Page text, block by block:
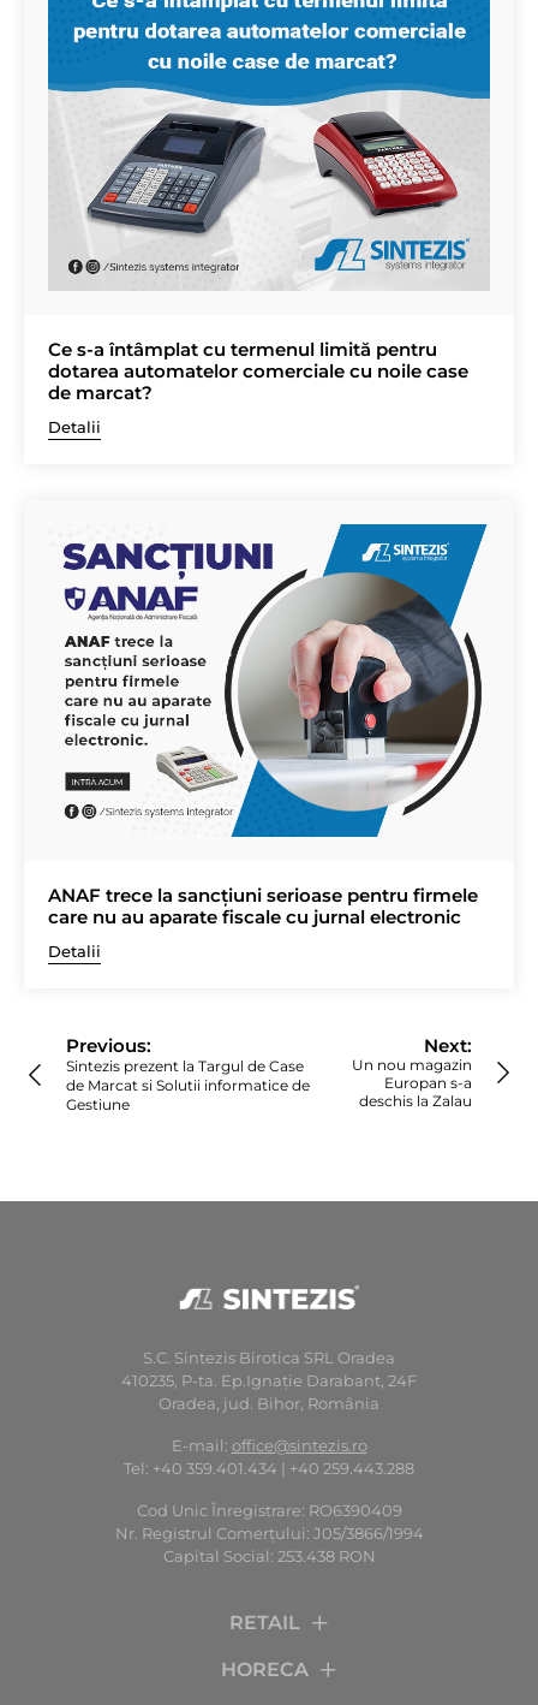
Ce s-a întâmplat cu termenul limită pentru
dotarea automatelor comerciale cu noile case
de marcat?
Detalii
ANAF trece la sancțiuni serioase pentru firmele
care nu au aparate fiscale cu jurnal electronic
Detalii
articole
Previous:
Sintezis prezent la Targul de Case
de Marcat si Solutii informatice de
Gestiune
Next:
Un nou magazin
Europan s-a
deschis la Zalau
S.C. Sintezis Birotica SRL Oradea
410235, P-ta. Ep.Ignaţie Darabant, 24F
Oradea, jud. Bihor, România
E-mail: office@sintezis.ro
Tel: +40 359.401.434 | +40 259.443.288
Cod Unic Înregistrare: RO6390409
Nr. Registrul Comerţului: J05/3866/1994
Capital Social: 253.438 RON
RETAIL
HORECA